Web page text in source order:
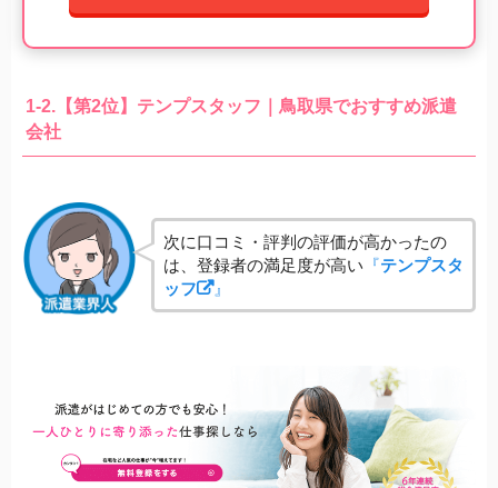
1-2.【第2位】テンプスタッフ｜鳥取県でおすすめ派遣
会社
次に口コミ・評判の評価が高かったの
は、登録者の満足度が高い 『テンプスタ
ッフ
』